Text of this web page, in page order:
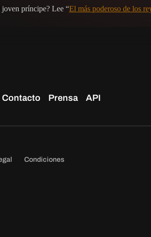
joven príncipe? Lee “El más poderoso de los